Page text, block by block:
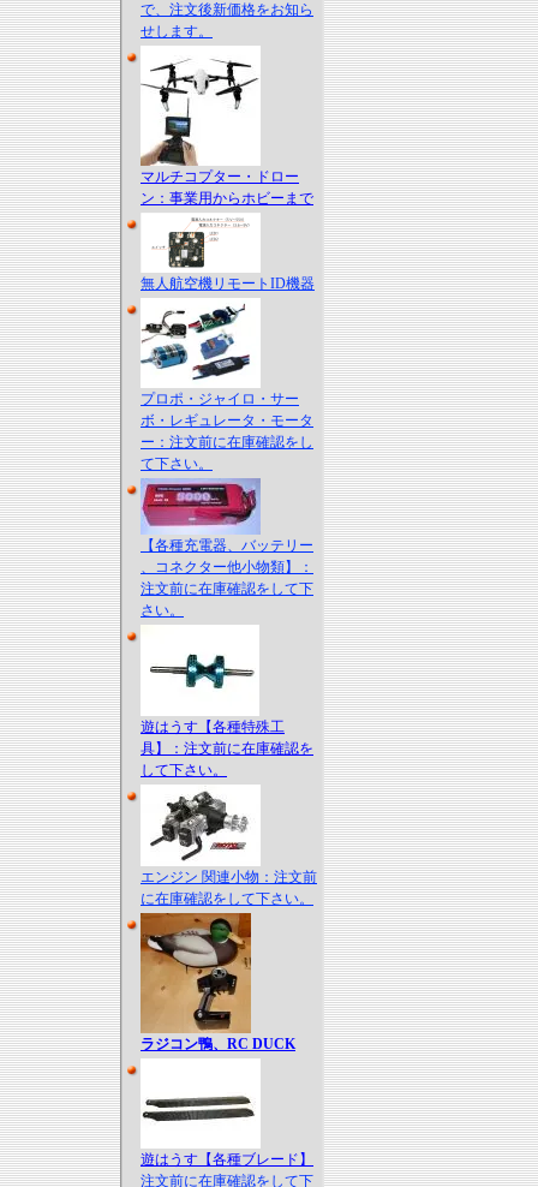
で、注文後新価格をお知ら
せします。
マルチコプター・ドロー
ン：事業用からホビーまで
無人航空機リモートID機器
プロポ・ジャイロ・サー
ボ・レギュレータ・モータ
ー：注文前に在庫確認をし
て下さい。
【各種充電器、バッテリー
、コネクター他小物類】：
注文前に在庫確認をして下
さい。
遊はうす【各種特殊工
具】：注文前に在庫確認を
して下さい。
エンジン 関連小物：注文前
に在庫確認をして下さい。
ラジコン鴨、RC DUCK
遊はうす【各種ブレード】
注文前に在庫確認をして下